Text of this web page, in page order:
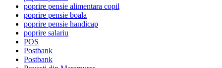
poprire pensie alimentara copil
poprire pensie boala
poprire pensie handicap
poprire salariu
POS
Postbank
Postbank